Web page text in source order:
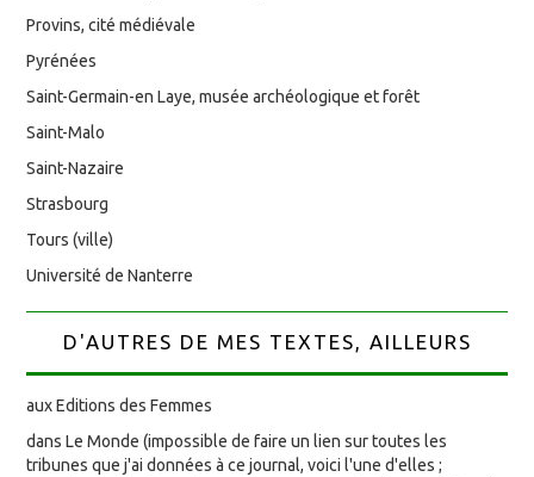
Provins, cité médiévale
Pyrénées
Saint-Germain-en Laye, musée archéologique et forêt
Saint-Malo
Saint-Nazaire
Strasbourg
Tours (ville)
Université de Nanterre
D'AUTRES DE MES TEXTES, AILLEURS
aux Editions des Femmes
dans Le Monde (impossible de faire un lien sur toutes les
tribunes que j'ai données à ce journal, voici l'une d'elles ;